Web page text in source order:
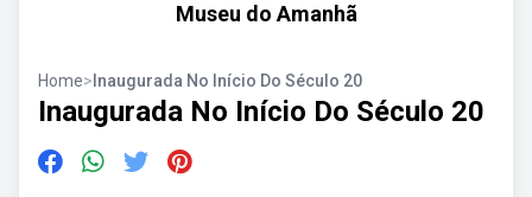
Museu do Amanhã
Home> Inaugurada No Início Do Século 20
Inaugurada No Início Do Século 20